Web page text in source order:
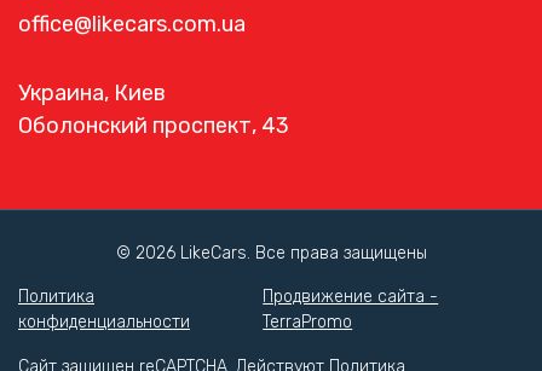
office@likecars.com.ua
Украина, Киев
Оболонский проспект, 43
© 2026 LikeCars. Все права защищены
Политика
конфиденциальности
Продвижение сайта -
TerraPromo